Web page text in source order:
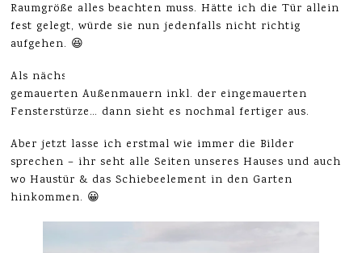
Raumgröße alles beachten muss. Hätte ich die Tür allein
fest gelegt, würde sie nun jedenfalls nicht richtig
aufgehen. 😆
Als nächstes zeige ich euch dann die fertig hoch
gemauerten Außenmauern inkl. der eingemauerten
Fensterstürze… dann sieht es nochmal fertiger aus.
Aber jetzt lasse ich erstmal wie immer die Bilder
sprechen – ihr seht alle Seiten unseres Hauses und auch
wo Haustür & das Schiebeelement in den Garten
hinkommen. 😀